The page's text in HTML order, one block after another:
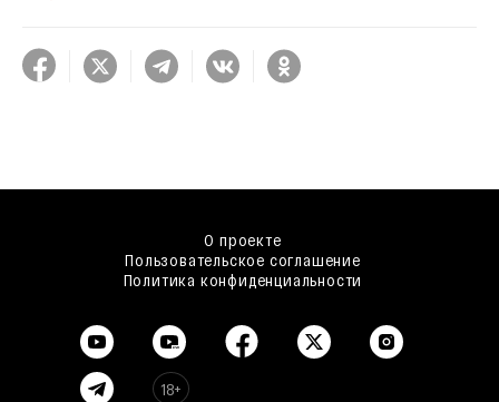
О проекте
Пользовательское соглашение
Политика конфиденциальности
18+